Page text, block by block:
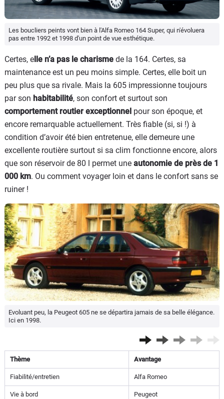
Les boucliers peints vont bien à l'Alfa Romeo 164 Super, qui n'évoluera
pas entre 1992 et 1998 d'un point de vue esthétique.
Certes, elle n’a pas le charisme de la 164. Certes, sa
maintenance est un peu moins simple. Certes, elle boit un
peu plus que sa rivale. Mais la 605 impressionne toujours
par son habitabilité, son confort et surtout son
comportement routier exceptionnel pour son époque, et
encore remarquable actuellement. Très fiable (si, si !) à
condition d’avoir été bien entretenue, elle demeure une
excellente routière surtout si sa clim fonctionne encore, alors
que son réservoir de 80 l permet une autonomie de près de 1
000 km. Ou comment voyager loin et dans le confort sans se
ruiner !
Evoluant peu, la Peugeot 605 ne se départira jamais de sa belle élégance.
Ici en 1998.
Thème Avantage
Fiabilité/entretien Alfa Romeo
Vie à bord Peugeot